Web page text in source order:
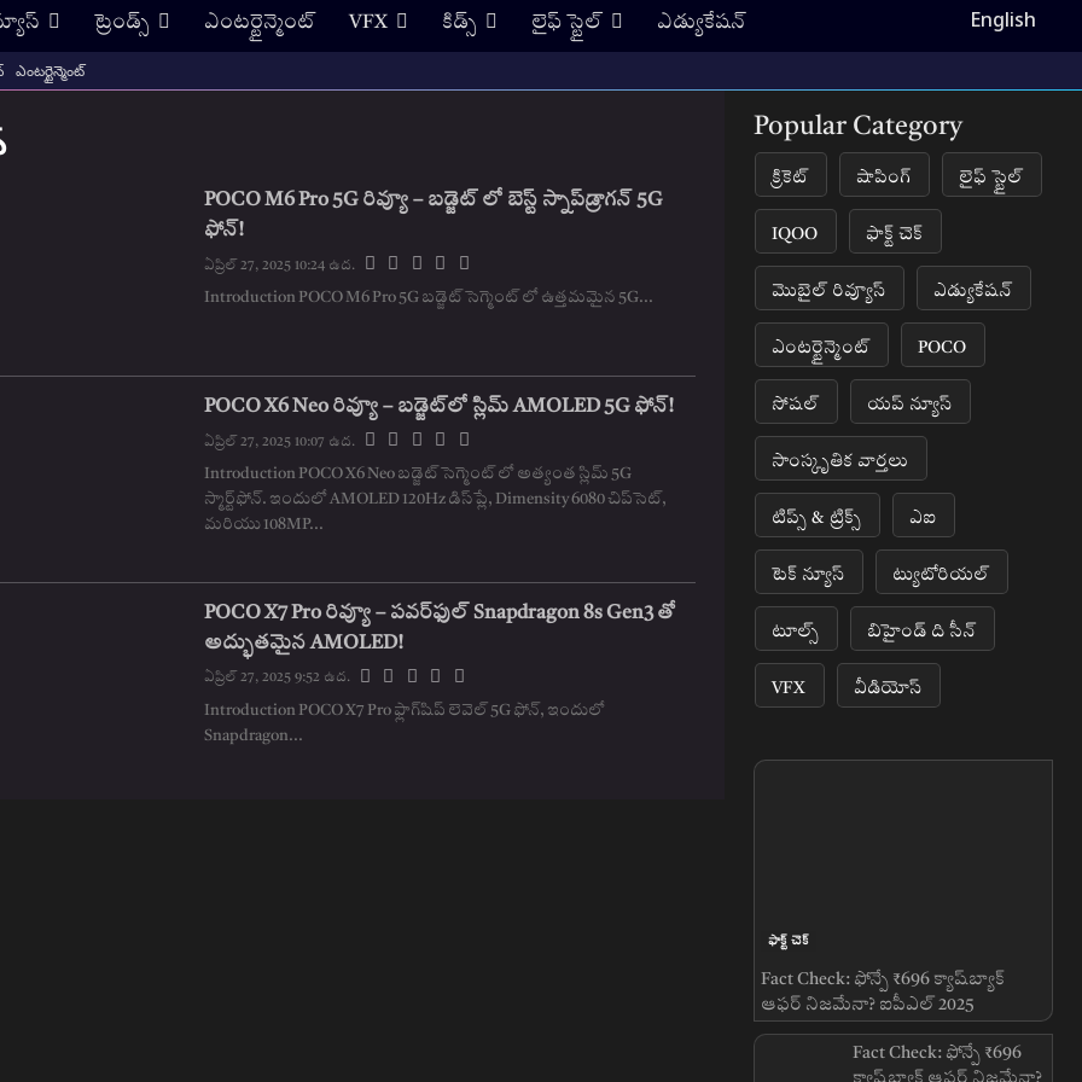
ట్రెండ్స్ ఎంటర్టైన్మెంట్ VFX కిడ్స్ లైఫ్ స్టైల్ ఎడ్యుకేషన్ English
ఎంటర్టైన్మెంట్
POCO M6 Pro 5G రివ్యూ – బడ్జెట్ లో బెస్ట్ స్నాప్‌డ్రాగన్ 5G
ఫోన్!
ఏప్రిల్ 27, 2025 10:24 ఉద.
Introduction POCO M6 Pro 5G బడ్జెట్ సెగ్మెంట్ లో ఉత్తమమైన 5G...
POCO X6 Neo రివ్యూ – బడ్జెట్‌లో స్లిమ్ AMOLED 5G ఫోన్!
ఏప్రిల్ 27, 2025 10:07 ఉద.
Introduction POCO X6 Neo బడ్జెట్ సెగ్మెంట్ లో అత్యంత స్లిమ్ 5G
స్మార్ట్‌ఫోన్. ఇందులో AMOLED 120Hz డిస్‌ప్లే, Dimensity 6080 చిప్‌సెట్,
మరియు 108MP...
POCO X7 Pro రివ్యూ – పవర్‌ఫుల్ Snapdragon 8s Gen3 తో
అద్భుతమైన AMOLED!
ఏప్రిల్ 27, 2025 9:52 ఉద.
Introduction POCO X7 Pro ఫ్లాగ్‌షిప్ లెవెల్ 5G ఫోన్, ఇందులో
Snapdragon...
Popular Category
క్రికెట్ షాపింగ్ లైఫ్ స్టైల్
IQOO ఫాక్ట్ చెక్
మొబైల్ రివ్యూస్ ఎడ్యుకేషన్
ఎంటర్టైన్మెంట్ POCO
సోషల్ యప్ న్యూస్
సాంస్కృతిక వార్తలు
టిప్స్ & ట్రిక్స్ ఎఐ
టెక్ న్యూస్ ట్యుటోరియల్
టూల్స్ బిహైండ్ ది సీన్
VFX వీడియోస్
ఫాక్ట్ చెక్
Fact Check: ఫోన్పే ₹696 క్యాష్‌బ్యాక్
ఆఫర్ నిజమేనా? ఐపీఎల్ 2025
సందర్భంగా వైరల్ క్లెయిమ్‌పై నిజం ఇదే!
Fact Check: ఫోన్పే ₹696